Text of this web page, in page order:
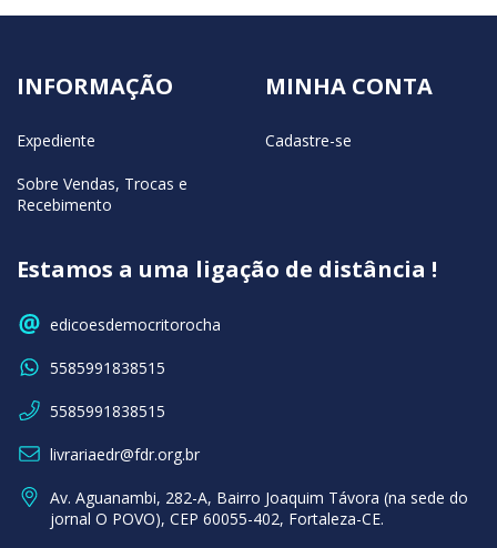
INFORMAÇÃO
Expediente
Sobre Vendas, Trocas e
Recebimento
MINHA CONTA
Cadastre-se
Estamos a uma ligação de distância !
edicoesdemocritorocha
5585991838515
5585991838515
livrariaedr@fdr.org.br
Av. Aguanambi, 282-A, Bairro Joaquim Távora (na sede do
jornal O POVO), CEP 60055-402, Fortaleza-CE.